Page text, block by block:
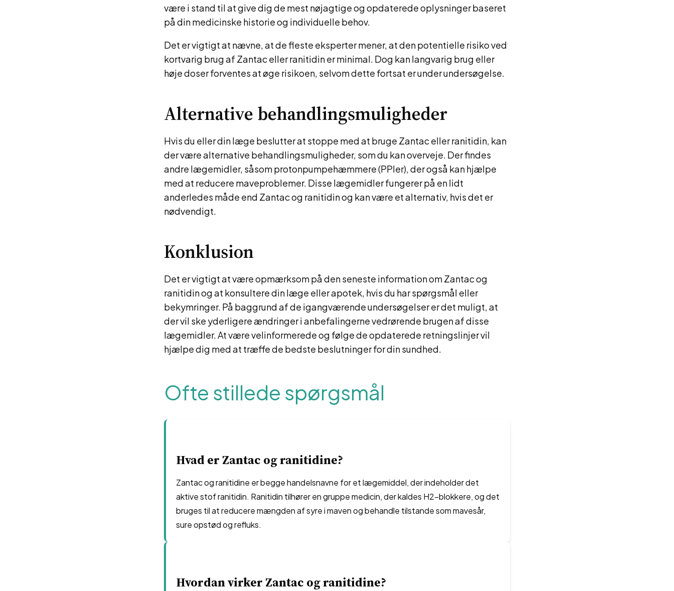
være i stand til at give dig de mest nøjagtige og opdaterede oplysninger baseret
på din medicinske historie og individuelle behov.
Det er vigtigt at nævne, at de fleste eksperter mener, at den potentielle risiko ved
kortvarig brug af Zantac eller ranitidin er minimal. Dog kan langvarig brug eller
høje doser forventes at øge risikoen, selvom dette fortsat er under undersøgelse.
Alternative behandlingsmuligheder
Hvis du eller din læge beslutter at stoppe med at bruge Zantac eller ranitidin, kan
der være alternative behandlingsmuligheder, som du kan overveje. Der findes
andre lægemidler, såsom protonpumpehæmmere (PPIer), der også kan hjælpe
med at reducere maveproblemer. Disse lægemidler fungerer på en lidt
anderledes måde end Zantac og ranitidin og kan være et alternativ, hvis det er
nødvendigt.
Konklusion
Det er vigtigt at være opmærksom på den seneste information om Zantac og
ranitidin og at konsultere din læge eller apotek, hvis du har spørgsmål eller
bekymringer. På baggrund af de igangværende undersøgelser er det muligt, at
der vil ske yderligere ændringer i anbefalingerne vedrørende brugen af ​​disse
lægemidler. At være velinformerede og følge de opdaterede retningslinjer vil
hjælpe dig med at træffe de bedste beslutninger for din sundhed.
Ofte stillede spørgsmål
Hvad er Zantac og ranitidine?
Zantac og ranitidine er begge handelsnavne for et lægemiddel, der indeholder det
aktive stof ranitidin. Ranitidin tilhører en gruppe medicin, der kaldes H2-blokkere, og det
bruges til at reducere mængden af syre i maven og behandle tilstande som mavesår,
sure opstød og refluks.
Hvordan virker Zantac og ranitidine?